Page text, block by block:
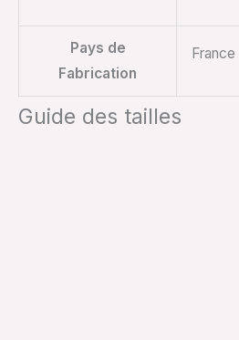
Pays de
Fabrication
France
Guide des tailles